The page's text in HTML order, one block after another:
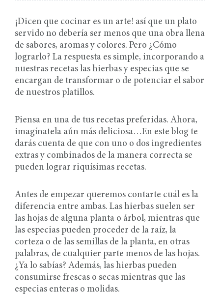
¡Dicen que cocinar es un arte! así que un plato
servido no debería ser menos que una obra llena
de sabores, aromas y colores. Pero ¿Cómo
lograrlo? La respuesta es simple, incorporando a
nuestras recetas las hierbas y especias que se
encargan de transformar o de potenciar el sabor
de nuestros platillos.
Piensa en una de tus recetas preferidas. Ahora,
imagínatela aún más deliciosa…En este blog te
darás cuenta de que con uno o dos ingredientes
extras y combinados de la manera correcta se
pueden lograr riquísimas recetas.
Antes de empezar queremos contarte cuál es la
diferencia entre ambas. Las hierbas suelen ser
las hojas de alguna planta o árbol, mientras que
las especias pueden proceder de la raíz, la
corteza o de las semillas de la planta, en otras
palabras, de cualquier parte menos de las hojas.
¿Ya lo sabías? Además, las hierbas pueden
consumirse frescas o secas mientras que las
especias enteras o molidas.